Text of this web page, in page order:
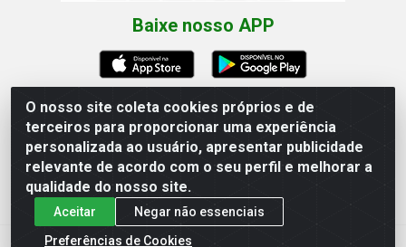
O nosso site coleta cookies próprios e de
terceiros para proporcionar uma experiência
personalizada ao usuário, apresentar publicidade
relevante de acordo com o seu perfil e melhorar a
qualidade do nosso site.
Aceitar
Negar não essenciais
Preferências de Cookies
Baixe nosso APP
Eletrofarias Materiais Eletricos - Av. Jorn. Assis
Chateaubriand, 2500 - Distrito Industrial, Campina Grande/PB
- CEP 58.410-062 - CNPJ 12.110.462/0001-40